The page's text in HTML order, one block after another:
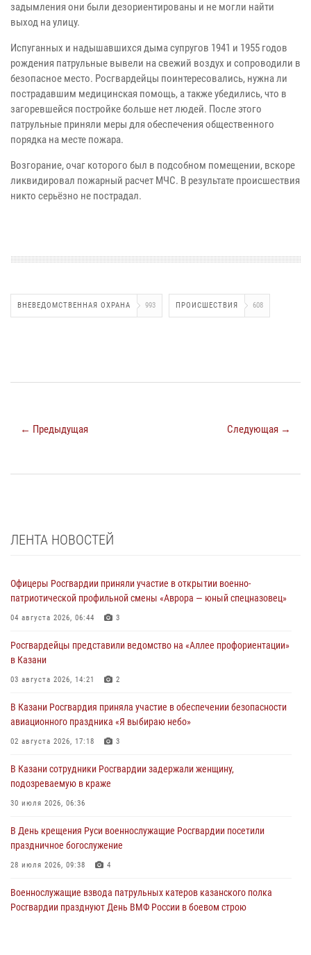
задымления они были дезориентированы и не могли найти
выход на улицу.
Испуганных и надышавшихся дыма супругов 1941 и 1955 годов
рождения патрульные вывели на свежий воздух и сопроводили в
безопасное место. Росгвардейцы поинтересовались, нужна ли
пострадавшим медицинская помощь, а также убедились, что в
загоревшейся постройке больше нет людей. После этого
патрульные приняли меры для обеспечения общественного
порядка на месте пожара.
Возгорание, очаг которого был в подсобном помещении, вскоре
ликвидировал пожарный расчет МЧС. В результате происшествия
никто серьёзно не пострадал.
ВНЕВЕДОМСТВЕННАЯ ОХРАНА 993 ПРОИСШЕСТВИЯ 608
← Предыдущая Следующая →
ЛЕНТА НОВОСТЕЙ
Офицеры Росгвардии приняли участие в открытии военно-
патриотической профильной смены «Аврора — юный спецназовец»
04 августа 2026, 06:44 3
Росгвардейцы представили ведомство на «Аллее профориентации»
в Казани
03 августа 2026, 14:21 2
В Казани Росгвардия приняла участие в обеспечении безопасности
авиационного праздника «Я выбираю небо»
02 августа 2026, 17:18 3
В Казани сотрудники Росгвардии задержали женщину,
подозреваемую в краже
30 июля 2026, 06:36
В День крещения Руси военнослужащие Росгвардии посетили
праздничное богослужение
28 июля 2026, 09:38 4
Военнослужащие взвода патрульных катеров казанского полка
Росгвардии празднуют День ВМФ России в боевом строю